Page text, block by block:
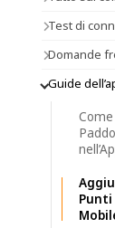
Test di
Domande
Guide
Punti